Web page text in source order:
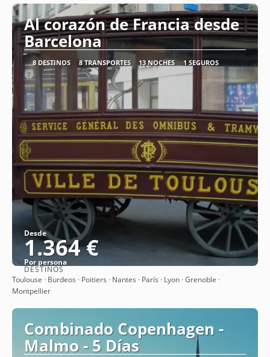
Al corazón de Francia desde
Barcelona
8 DESTINOS 8 TRANSPORTES 13 NOCHES 1 SEGUROS
Desde
1.364 €
Por persona
Ver
DESTINOS
Toulouse · Burdeos · Poitiers · Nantes · París · Lyon · Grenoble ·
Montpellier
Combinado Copenhagen -
Malmo - 5 Días